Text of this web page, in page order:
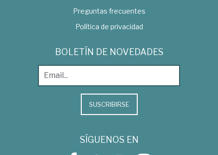
Preguntas frecuentes
Política de privacidad
BOLETÍN DE NOVEDADES
SUSCRIBIRSE
SÍGUENOS EN